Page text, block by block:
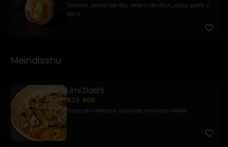
Salmón, pesca del día, relleno de atún, jaiba, palta y
ebi p...
Meindisshu
Umi Dashi
$26.900
Pasta en cremosa salsa de mariscos Nikkei.